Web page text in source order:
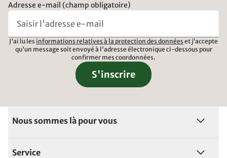
Adresse e-mail (champ obligatoire)
J'ai lu les informations relatives à la protection des données et j'accepte
qu'un message soit envoyé à l'adresse électronique ci-dessous pour
confirmer mes coordonnées.
S'inscrire
Nous sommes là pour vous
Service